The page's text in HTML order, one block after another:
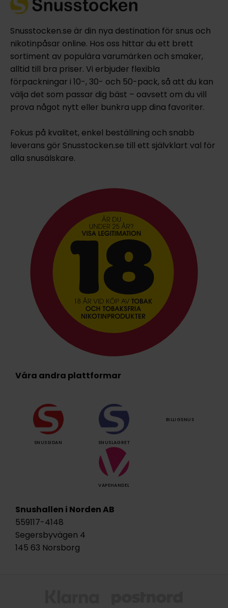
Snusstocken.se är din nya destination för snus och
nikotinpåsar online. Hos oss hittar du ett brett
sortiment av populära varumärken och smaker,
alltid till bra priser. Vi erbjuder flexibla
förpackningar i 10-, 30- och 50-pack, så att du kan
välja det som passar dig bäst – oavsett om du vill
prova något nytt eller bunkra upp dina favoriter.
Fokus på kvalitet, enkel beställning och snabb
leverans gör Snusstocken.se till ett självklart val för
alla snusälskare.
Våra andra plattformar
SNUSSIDAN SNUSLAGRET
BILLIGSNUS
VAPEHANDEL
Snushallen i Norden AB
559117-4148
Segersbyvägen 4
145 63 Norsborg